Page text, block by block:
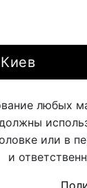
Киев
любых
или в
и